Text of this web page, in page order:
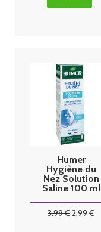
Humer
Hygiène du
Nez Solution
Saline 100 ml
3.99€2.99 €